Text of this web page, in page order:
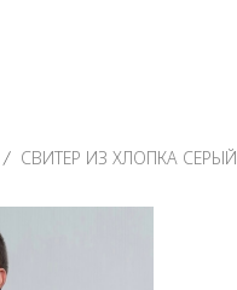
СВИТЕР ИЗ ХЛОПКА СЕРЫЙ